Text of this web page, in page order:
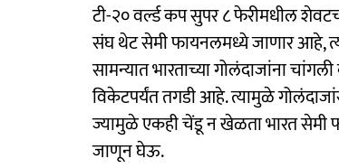
टी-२० वर्ल्ड कप सुपर ८ फेरीमधील
संघ थेट सेमी फायनलमध्ये जाणार आहे,
सामन्यात भारताच्या गोलंदाजांना
विकेटपर्यंत तगडी आहे. त्यामुळे
ज्यामुळे एकही चेंडू न खेळता भारत सेमी
जाणून घेऊ.